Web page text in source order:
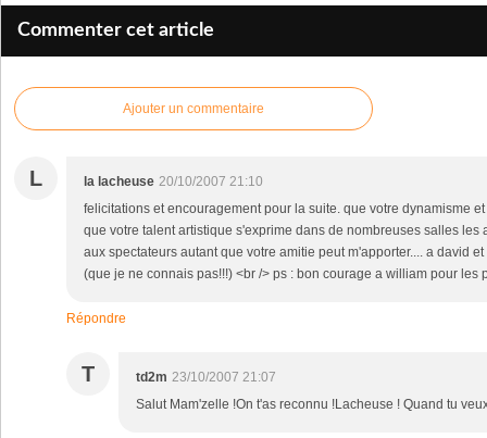
Commenter cet article
Ajouter un commentaire
L la lacheuse 20/10/2007 21:10
felicitations et encouragement pour la suite. que votre dynamisme
que votre talent artistique s'exprime dans de nombreuses salles les
aux spectateurs autant que votre amitie peut m'apporter.... a david
(que je ne connais pas!!!) <br /> ps : bon courage a william pour les
Répondre
T td2m 23/10/2007 21:07
Salut Mam'zelle !On t'as reconnu !Lacheuse ! Quand tu